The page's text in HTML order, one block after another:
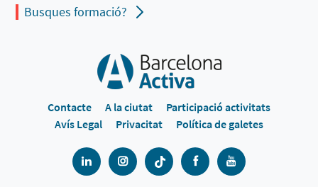
Busques formació?
Contacte A la ciutat
Participació activitats
Avís Legal
Privacitat Política de galetes